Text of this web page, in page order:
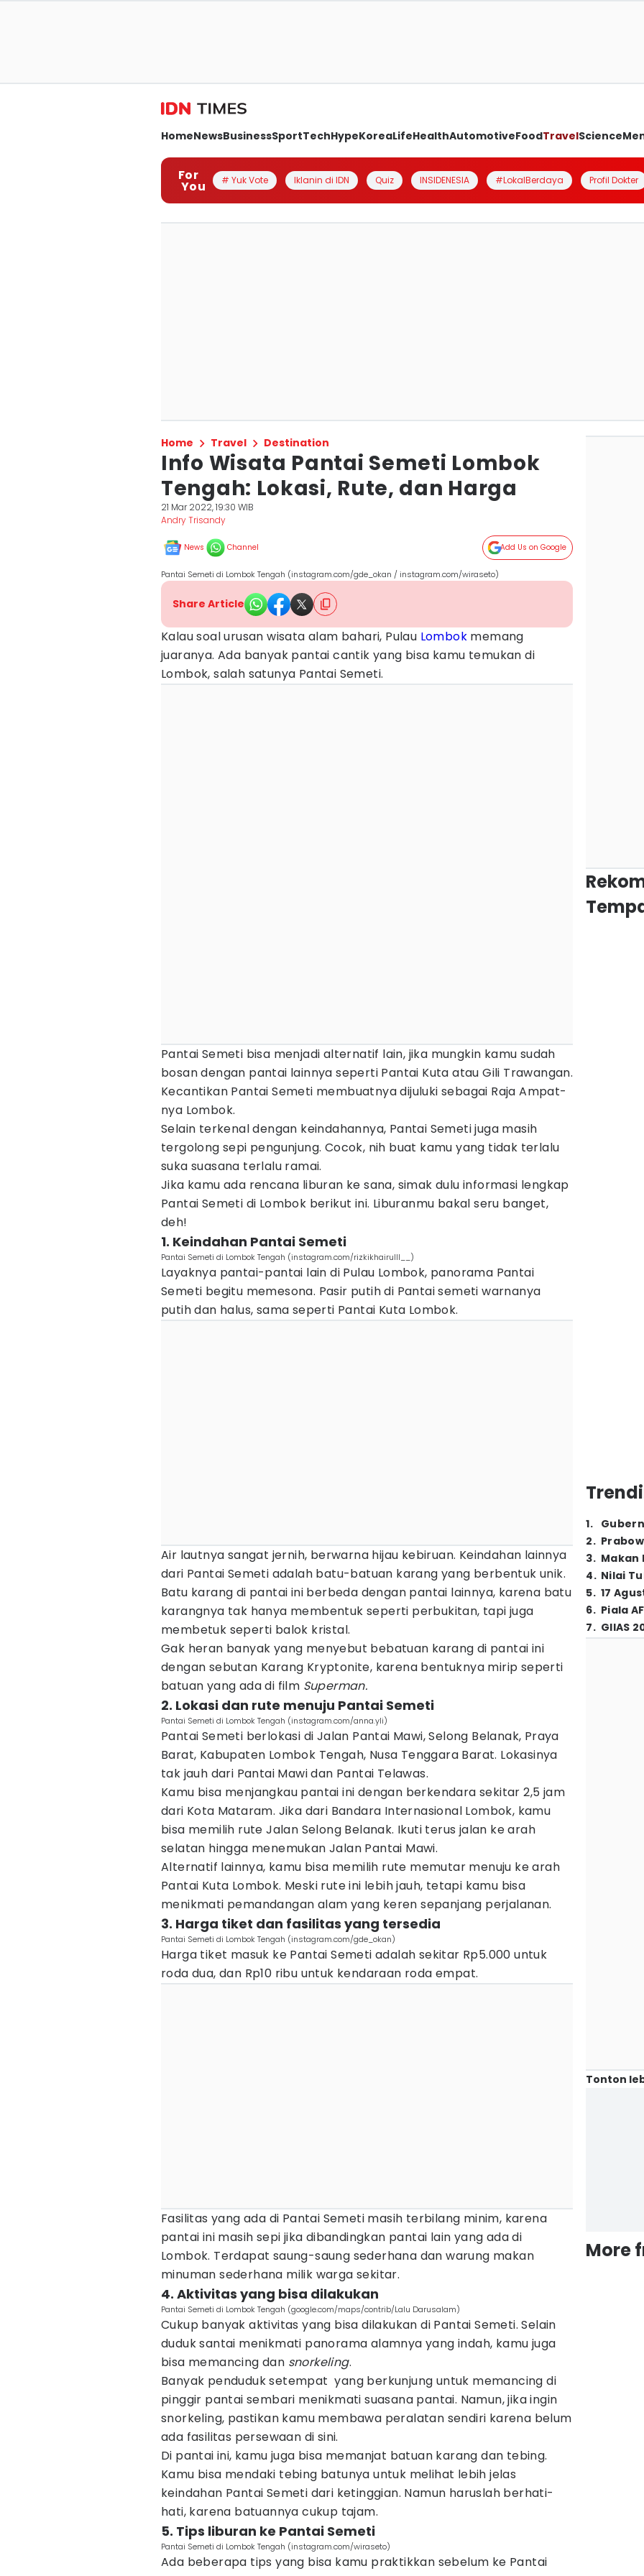
HomeNewsBusinessSportTechHypeKoreaLifeHealthAutomotiveFoodTravelScience
For
You # Yuk Vote Iklanin di IDN Quiz INSIDENESIA #LokalBerdaya Profil Dokter
Home Travel Destination
Info Wisata Pantai Semeti Lombok
Tengah: Lokasi, Rute, dan Harga
21 Mar 2022, 19:30 WIB
Andry Trisandy
News Channel Add Us on Google
Pantai Semeti di Lombok Tengah (instagram.com/gde_okan / instagram.com/wiraseto)
Share Article
Kalau soal urusan wisata alam bahari, Pulau Lombok memang
juaranya. Ada banyak pantai cantik yang bisa kamu temukan di
Lombok, salah satunya Pantai Semeti.
Pantai Semeti bisa menjadi alternatif lain, jika mungkin kamu sudah
bosan dengan pantai lainnya seperti Pantai Kuta atau Gili Trawangan.
Kecantikan Pantai Semeti membuatnya dijuluki sebagai Raja Ampat-
nya Lombok.
Selain terkenal dengan keindahannya, Pantai Semeti juga masih
tergolong sepi pengunjung. Cocok, nih buat kamu yang tidak terlalu
suka suasana terlalu ramai.
Jika kamu ada rencana liburan ke sana, simak dulu informasi lengkap
Pantai Semeti di Lombok berikut ini. Liburanmu bakal seru banget,
deh!
1. Keindahan Pantai Semeti
Pantai Semeti di Lombok Tengah (instagram.com/rizkikhairulll__)
Layaknya pantai-pantai lain di Pulau Lombok, panorama Pantai
Semeti begitu memesona. Pasir putih di Pantai semeti warnanya
putih dan halus, sama seperti Pantai Kuta Lombok.
Air lautnya sangat jernih, berwarna hijau kebiruan. Keindahan lainnya
dari Pantai Semeti adalah batu-batuan karang yang berbentuk unik.
Batu karang di pantai ini berbeda dengan pantai lainnya, karena batu
karangnya tak hanya membentuk seperti perbukitan, tapi juga
membetuk seperti balok kristal.
Gak heran banyak yang menyebut bebatuan karang di pantai ini
dengan sebutan Karang Kryptonite, karena bentuknya mirip seperti
batuan yang ada di film Superman.
2. Lokasi dan rute menuju Pantai Semeti
Pantai Semeti di Lombok Tengah (instagram.com/anna.yli)
Pantai Semeti berlokasi di Jalan Pantai Mawi, Selong Belanak, Praya
Barat, Kabupaten Lombok Tengah, Nusa Tenggara Barat. Lokasinya
tak jauh dari Pantai Mawi dan Pantai Telawas.
Kamu bisa menjangkau pantai ini dengan berkendara sekitar 2,5 jam
dari Kota Mataram. Jika dari Bandara Internasional Lombok, kamu
bisa memilih rute Jalan Selong Belanak. Ikuti terus jalan ke arah
selatan hingga menemukan Jalan Pantai Mawi.
Alternatif lainnya, kamu bisa memilih rute memutar menuju ke arah
Pantai Kuta Lombok. Meski rute ini lebih jauh, tetapi kamu bisa
menikmati pemandangan alam yang keren sepanjang perjalanan.
3. Harga tiket dan fasilitas yang tersedia
Pantai Semeti di Lombok Tengah (instagram.com/gde_okan)
Harga tiket masuk ke Pantai Semeti adalah sekitar Rp5.000 untuk
roda dua, dan Rp10 ribu untuk kendaraan roda empat.
Fasilitas yang ada di Pantai Semeti masih terbilang minim, karena
pantai ini masih sepi jika dibandingkan pantai lain yang ada di
Lombok. Terdapat saung-saung sederhana dan warung makan
minuman sederhana milik warga sekitar.
4. Aktivitas yang bisa dilakukan
Pantai Semeti di Lombok Tengah (google.com/maps/contrib/Lalu Darusalam)
Cukup banyak aktivitas yang bisa dilakukan di Pantai Semeti. Selain
duduk santai menikmati panorama alamnya yang indah, kamu juga
bisa memancing dan snorkeling.
Banyak penduduk setempat yang berkunjung untuk memancing di
pinggir pantai sembari menikmati suasana pantai. Namun, jika ingin
snorkeling, pastikan kamu membawa peralatan sendiri karena belum
ada fasilitas persewaan di sini.
Di pantai ini, kamu juga bisa memanjat batuan karang dan tebing.
Kamu bisa mendaki tebing batunya untuk melihat lebih jelas
keindahan Pantai Semeti dari ketinggian. Namun haruslah berhati-
hati, karena batuannya cukup tajam.
5. Tips liburan ke Pantai Semeti
Pantai Semeti di Lombok Tengah (instagram.com/wiraseto)
Ada beberapa tips yang bisa kamu praktikkan sebelum ke Pantai
1.
2.
3. Makan
4. Nilai
5. 17
6. Piala
7. GIIAS
Tonton
More